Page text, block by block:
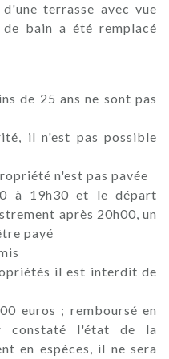
terrasse avec vue
bain a été remplacé
de 25 ans ne sont pas
il n'est pas possible
n'est pas pavée
à 19h30 et le départ
après 20h00, un
payé
il est interdit de
euros ; remboursé en
constaté l'état de la
en espèces, il ne sera